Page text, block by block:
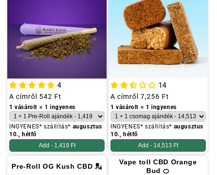
4
Szokásos
ár
A címről 542 Ft
1 vásárolt = 1 ingyenes
INGYENES* szállítás* augusztus
10., hétfő
Add - 1,419 Ft
14
Szokásos
ár
A címről 7,256 Ft
1 vásárolt = 1 ingyenes
INGYENES* szállítás* augusztus
10., hétfő
Add - 14,513 Ft
Pre-Roll OG Kush CBD 💂
Vape toll CBD Orange
Bud 🍊